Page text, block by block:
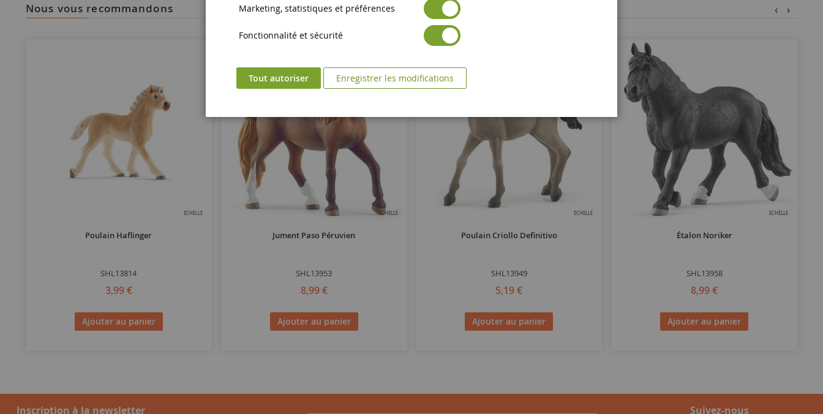
nous vous recommandons
ECHELLE
Poulain Haflinger
SHL13814
3,99 €
Ajouter au panier
ECHELLE
Jument Paso Péruvien
SHL13953
8,99 €
Ajouter au panier
ECHELLE
Poulain Criollo Definitivo
SHL13949
5,19 €
Ajouter au panier
ECHELLE
Étalon Noriker
SHL13958
8,99 €
Ajouter au panier
‹ ›
Inscription à la newsletter Suivez-nous
Marketing, statistiques et préférences
Fonctionnalité et sécurité
Tout autoriser Enregistrer les modifications